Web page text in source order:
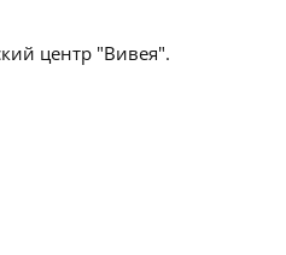
центр "Вивея".